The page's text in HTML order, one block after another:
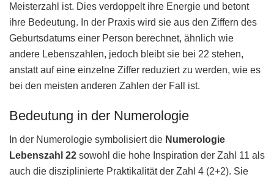
Meisterzahl ist. Dies verdoppelt ihre Energie und betont
ihre Bedeutung. In der Praxis wird sie aus den Ziffern des
Geburtsdatums einer Person berechnet, ähnlich wie
andere Lebenszahlen, jedoch bleibt sie bei 22 stehen,
anstatt auf eine einzelne Ziffer reduziert zu werden, wie es
bei den meisten anderen Zahlen der Fall ist.
Bedeutung in der Numerologie
In der Numerologie symbolisiert die Numerologie
Lebenszahl 22 sowohl die hohe Inspiration der Zahl 11 als
auch die disziplinierte Praktikalität der Zahl 4 (2+2). Sie